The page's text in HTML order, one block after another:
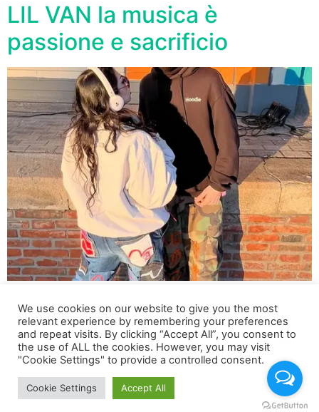
LIL VAN la musica è
passione e sacrificio
mio migliore amico, mi sono ritrovato ad un evento di
ballerini e guardando Valentina Vernia ballare in centro a
Rubiera , ho capito le vibrazioni dei suoni nella musica
che avverti in tutto il corpo e ho iniziato a ballare con
jess Blaze
We use cookies on our website to give you the most
relevant experience by remembering your preferences
and repeat visits. By clicking “Accept All”, you consent to
the use of ALL the cookies. However, you may visit
"Cookie Settings" to provide a controlled consent.
Cookie Settings Accept All